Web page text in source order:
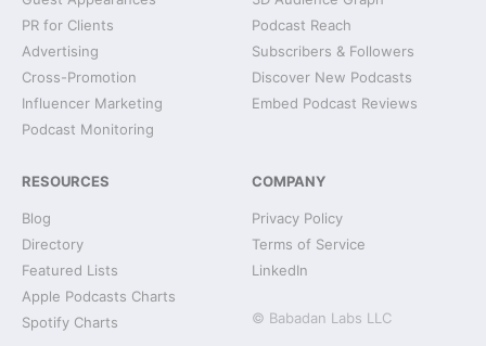
PR for Clients
Advertising
Cross-Promotion
Influencer Marketing
Podcast Monitoring
Podcast Reach
Subscribers & Followers
Discover New Podcasts
Embed Podcast Reviews
RESOURCES
Blog
Directory
Featured Lists
Apple Podcasts Charts
Spotify Charts
COMPANY
Privacy Policy
Terms of Service
LinkedIn
© Babadan Labs LLC